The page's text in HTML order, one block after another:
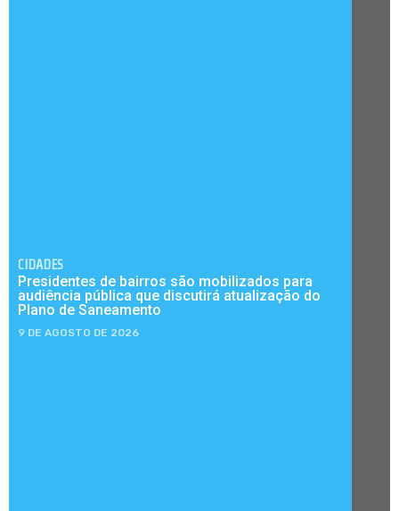
CIDADES
Presidentes de bairros são mobilizados para
audiência pública que discutirá atualização do
Plano de Saneamento
9 DE AGOSTO DE 2026